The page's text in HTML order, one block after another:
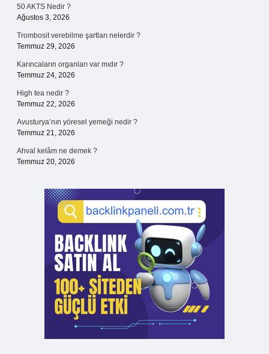
50 AKTS Nedir ?
Ağustos 3, 2026
Trombosit verebilme şartları nelerdir ?
Temmuz 29, 2026
Karıncaların organları var mıdır ?
Temmuz 24, 2026
High tea nedir ?
Temmuz 22, 2026
Avusturya’nın yöresel yemeği nedir ?
Temmuz 21, 2026
Ahval kelâm ne demek ?
Temmuz 20, 2026